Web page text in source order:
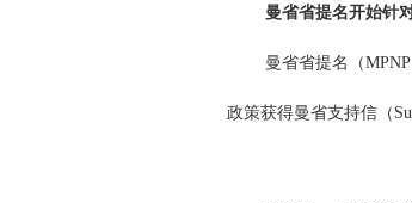
曼省省提名开始针
曼省省提名（
政策获得曼省支持信（